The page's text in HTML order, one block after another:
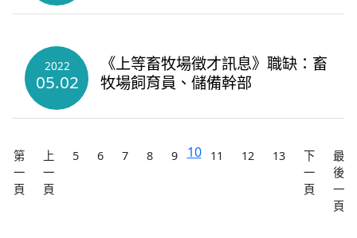
2022
05.02
《上等畜牧場徵才訊息》職缺：畜
牧場飼育員、儲備幹部
第
一
頁
上
一
頁
5 6 7 8 9 10 11 12 13
下
一
頁
最
後
一
頁